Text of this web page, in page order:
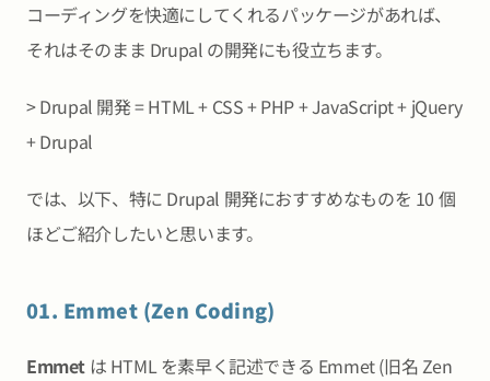
コーディングを快適にしてくれるパッケージがあれば、
それはそのまま Drupal の開発にも役立ちます。
> Drupal 開発 = HTML + CSS + PHP + JavaScript + jQuery
+ Drupal
では、以下、特に Drupal 開発におすすめなものを 10 個
ほどご紹介したいと思います。
01. Emmet (Zen Coding)
Emmet は HTML を素早く記述できる Emmet (旧名 Zen